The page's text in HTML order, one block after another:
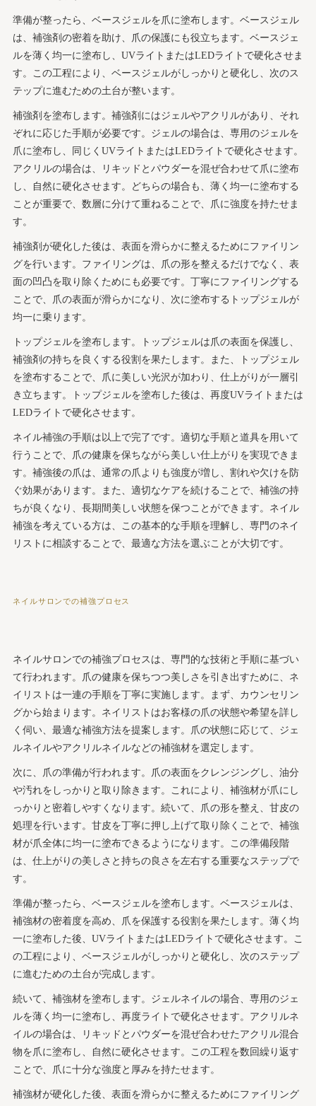
準備が整ったら、ベースジェルを爪に塗布します。ベースジェル
は、補強剤の密着を助け、爪の保護にも役立ちます。ベースジェ
ルを薄く均一に塗布し、UVライトまたはLEDライトで硬化させま
す。この工程により、ベースジェルがしっかりと硬化し、次のス
テップに進むための土台が整います。
補強剤を塗布します。補強剤にはジェルやアクリルがあり、それ
ぞれに応じた手順が必要です。ジェルの場合は、専用のジェルを
爪に塗布し、同じくUVライトまたはLEDライトで硬化させます。
アクリルの場合は、リキッドとパウダーを混ぜ合わせて爪に塗布
し、自然に硬化させます。どちらの場合も、薄く均一に塗布する
ことが重要で、数層に分けて重ねることで、爪に強度を持たせま
す。
補強剤が硬化した後は、表面を滑らかに整えるためにファイリン
グを行います。ファイリングは、爪の形を整えるだけでなく、表
面の凹凸を取り除くためにも必要です。丁寧にファイリングする
ことで、爪の表面が滑らかになり、次に塗布するトップジェルが
均一に乗ります。
トップジェルを塗布します。トップジェルは爪の表面を保護し、
補強剤の持ちを良くする役割を果たします。また、トップジェル
を塗布することで、爪に美しい光沢が加わり、仕上がりが一層引
き立ちます。トップジェルを塗布した後は、再度UVライトまたは
LEDライトで硬化させます。
ネイル補強の手順は以上で完了です。適切な手順と道具を用いて
行うことで、爪の健康を保ちながら美しい仕上がりを実現できま
す。補強後の爪は、通常の爪よりも強度が増し、割れや欠けを防
ぐ効果があります。また、適切なケアを続けることで、補強の持
ちが良くなり、長期間美しい状態を保つことができます。ネイル
補強を考えている方は、この基本的な手順を理解し、専門のネイ
リストに相談することで、最適な方法を選ぶことが大切です。
ネイルサロンでの補強プロセス
ネイルサロンでの補強プロセスは、専門的な技術と手順に基づい
て行われます。爪の健康を保ちつつ美しさを引き出すために、ネ
イリストは一連の手順を丁寧に実施します。まず、カウンセリン
グから始まります。ネイリストはお客様の爪の状態や希望を詳し
く伺い、最適な補強方法を提案します。爪の状態に応じて、ジェ
ルネイルやアクリルネイルなどの補強材を選定します。
次に、爪の準備が行われます。爪の表面をクレンジングし、油分
や汚れをしっかりと取り除きます。これにより、補強材が爪にし
っかりと密着しやすくなります。続いて、爪の形を整え、甘皮の
処理を行います。甘皮を丁寧に押し上げて取り除くことで、補強
材が爪全体に均一に塗布できるようになります。この準備段階
は、仕上がりの美しさと持ちの良さを左右する重要なステップで
す。
準備が整ったら、ベースジェルを塗布します。ベースジェルは、
補強材の密着度を高め、爪を保護する役割を果たします。薄く均
一に塗布した後、UVライトまたはLEDライトで硬化させます。こ
の工程により、ベースジェルがしっかりと硬化し、次のステップ
に進むための土台が完成します。
続いて、補強材を塗布します。ジェルネイルの場合、専用のジェ
ルを薄く均一に塗布し、再度ライトで硬化させます。アクリルネ
イルの場合は、リキッドとパウダーを混ぜ合わせたアクリル混合
物を爪に塗布し、自然に硬化させます。この工程を数回繰り返す
ことで、爪に十分な強度と厚みを持たせます。
補強材が硬化した後、表面を滑らかに整えるためにファイリング